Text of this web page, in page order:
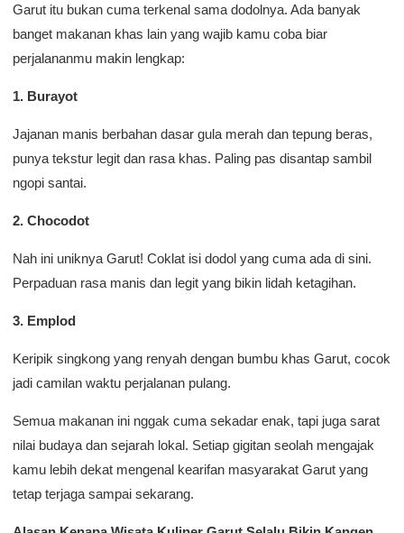
Garut itu bukan cuma terkenal sama dodolnya. Ada banyak
banget makanan khas lain yang wajib kamu coba biar
perjalananmu makin lengkap:
1. Burayot
Jajanan manis berbahan dasar gula merah dan tepung beras,
punya tekstur legit dan rasa khas. Paling pas disantap sambil
ngopi santai.
2. Chocodot
Nah ini uniknya Garut! Coklat isi dodol yang cuma ada di sini.
Perpaduan rasa manis dan legit yang bikin lidah ketagihan.
3. Emplod
Keripik singkong yang renyah dengan bumbu khas Garut, cocok
jadi camilan waktu perjalanan pulang.
Semua makanan ini nggak cuma sekadar enak, tapi juga sarat
nilai budaya dan sejarah lokal. Setiap gigitan seolah mengajak
kamu lebih dekat mengenal kearifan masyarakat Garut yang
tetap terjaga sampai sekarang.